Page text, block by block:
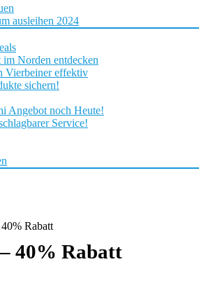
ausleihen 2024
Norden entdecken
Vierbeiner effektiv
sichern!
Angebot noch Heute!
Service!
Rabatt
40% Rabatt